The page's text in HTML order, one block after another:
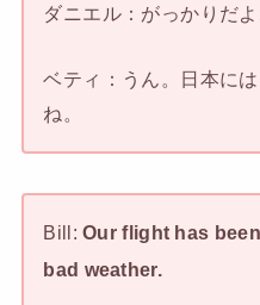
ダニエル：がっかりだよ
ベティ：うん。日本に
ね。
Bill: Our flight has
bad weather.